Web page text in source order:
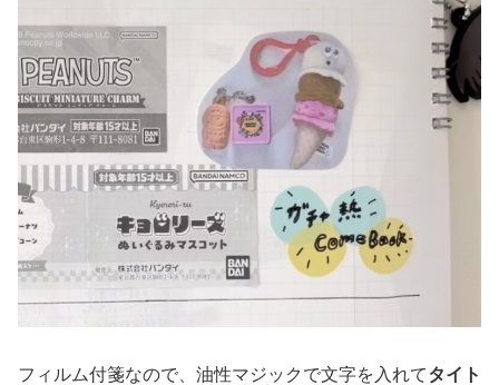
フィルム付箋なので、油性マジックで文字を入れてタイト